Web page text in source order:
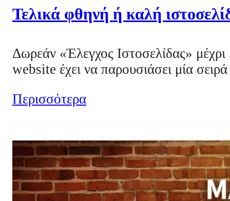
Τελικά φθηνή ή καλή
Δωρεάν «Έλεγχος Ιστοσελίδας»
website έχει να παρουσιάσει μία
Περισσότερα